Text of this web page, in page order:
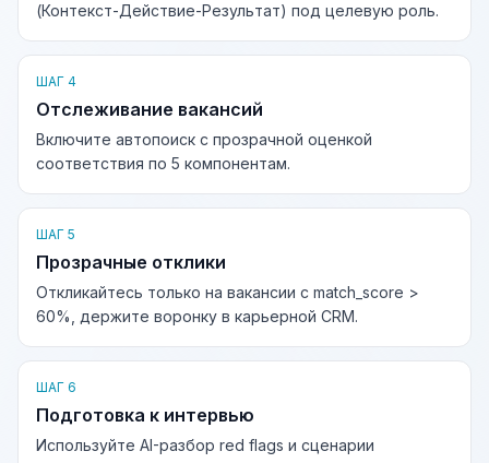
(Контекст-Действие-Результат) под целевую роль.
ШАГ 4
Отслеживание вакансий
Включите автопоиск с прозрачной оценкой
соответствия по 5 компонентам.
ШАГ 5
Прозрачные отклики
Откликайтесь только на вакансии с match_score >
60%, держите воронку в карьерной CRM.
ШАГ 6
Подготовка к интервью
Используйте AI-разбор red flags и сценарии